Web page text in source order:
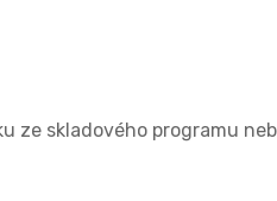
ze skladového programu